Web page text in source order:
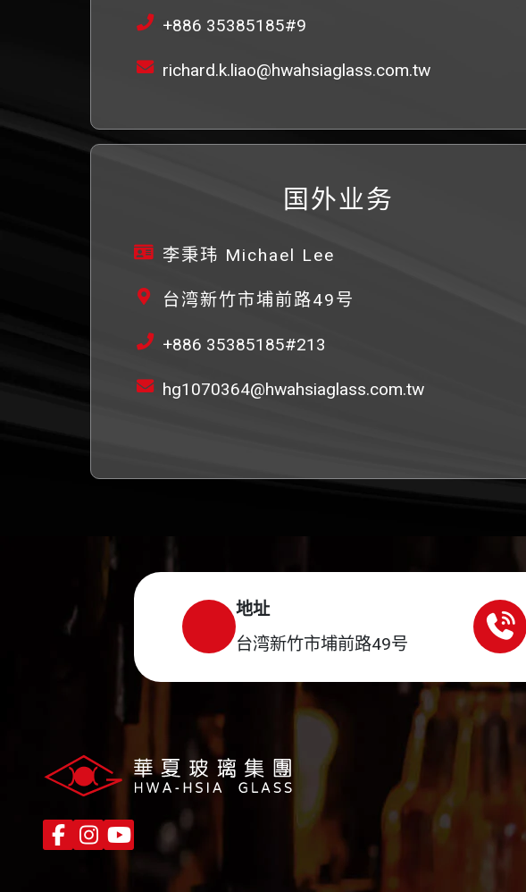
+886 35385185#9
richard.k.liao@hwahsiaglass.com.tw
国外业务
李秉玮 Michael Lee
台湾新竹市埔前路49号
+886 35385185#213
hg1070364@hwahsiaglass.com.tw
地址
台湾新竹市埔前路49号